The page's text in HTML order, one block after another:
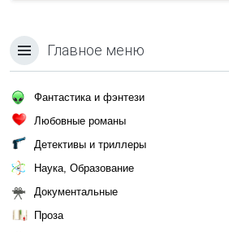
Главное меню
Фантастика и фэнтези
Любовные романы
Детективы и триллеры
Наука, Образование
Документальные
Проза